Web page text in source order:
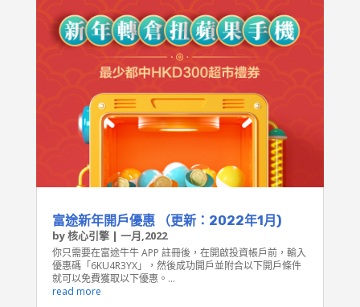
富途新年開戶優惠 （更新：2022年1月)
by核心引擎| 一月,2022
你只需要在富途牛牛 APP 註冊後，在開啟投資帳戶前，輸入
優惠碼「6KU4R3YX」，然後成功開戶並附合以下開戶條件
就可以免費獲取以下優惠。...
read more